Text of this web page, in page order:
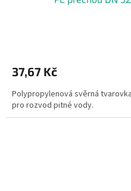
37,67 Kč
Polypropylenová svěrná
pro rozvod pitné vody.